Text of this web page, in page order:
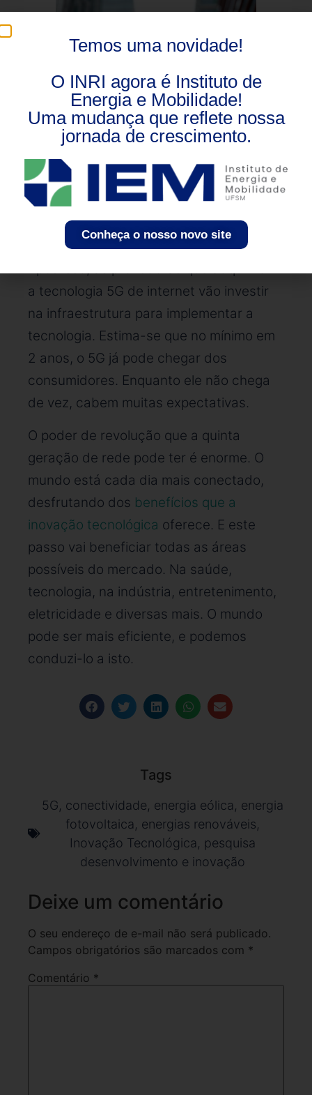
O edital do leilão para o país adquirir a
tecnologia, aprovado pela Anatel, diz que
em julho de 2022 o 5G já funcionará no
ocorra ainda neste 1° semestre de 2021.
a tecnologia 5G de internet vão investir
na infraestrutura para implementar a
tecnologia. Estima-se que no mínimo em
2 anos, o 5G já pode chegar dos
consumidores. Enquanto ele não chega
de vez, cabem muitas expectativas.
O poder de revolução que a quinta
geração de rede pode ter é enorme. O
mundo está cada dia mais conectado,
desfrutando dos benefícios que a
inovação tecnológica oferece. E este
passo vai beneficiar todas as áreas
possíveis do mercado. Na saúde,
tecnologia, na indústria, entretenimento,
eletricidade e diversas mais. O mundo
pode ser mais eficiente, e podemos
conduzi-lo a isto.
Tags
5G, conectividade, energia eólica, energia
fotovoltaica, energias renováveis,
Inovação Tecnológica, pesquisa
desenvolvimento e inovação
Deixe um comentário
O seu endereço de e-mail não será publicado.
Campos obrigatórios são marcados com *
Comentário *
Temos uma novidade!
O INRI agora é Instituto de
Energia e Mobilidade!
Uma mudança que reflete nossa
jornada de crescimento.
Conheça o nosso novo site